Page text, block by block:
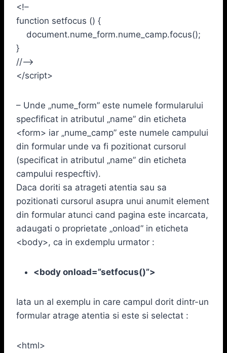
<!–
function setfocus () {
document.nume_form.nume_camp.focus();
}
//–>
</script>
– Unde „nume_form” este numele formularului
specfificat in atributul „name” din eticheta
<form> iar „nume_camp” este numele campului
din formular unde va fi pozitionat cursorul
(specificat in atributul „name” din eticheta
campului respecftiv).
Daca doriti sa atrageti atentia sau sa
pozitionati cursorul asupra unui anumit element
din formular atunci cand pagina este incarcata,
adaugati o proprietate „onload” in eticheta
<body>, ca in exdemplu urmator :
<body onload=”setfocus()”>
Iata un al exemplu in care campul dorit dintr-un
formular atrage atentia si este si selectat :
<html>